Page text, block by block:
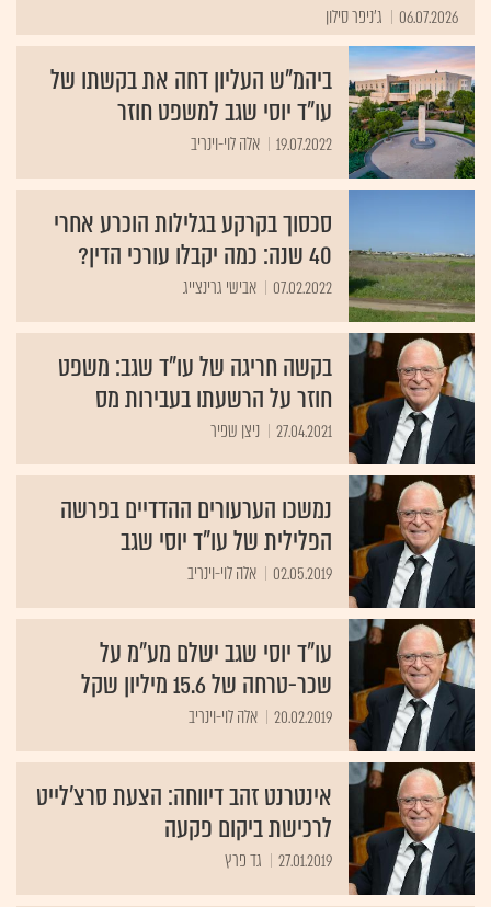
06.07.2026 ג'ניפר סילון
ביהמ"ש העליון דחה את בקשתו של
עו"ד יוסי שגב למשפט חוזר
19.07.2022 אלה לוי-וינריב
סכסוך בקרקע בגלילות הוכרע אחרי
40 שנה: כמה יקבלו עורכי הדין?
07.02.2022 אבישי גרינצייג
בקשה חריגה של עו"ד שגב: משפט
חוזר על הרשעתו בעבירות מס
27.04.2021 ניצן שפיר
נמשכו הערעורים ההדדיים בפרשה
הפלילית של עו"ד יוסי שגב
02.05.2019 אלה לוי-וינריב
עו"ד יוסי שגב ישלם מע"מ על
שכר-טרחה של 15.6 מיליון שקל
20.02.2019 אלה לוי-וינריב
אינטרנט זהב דיווחה: הצעת סרצ'לייט
לרכישת ביקום פקעה
27.01.2019 גד פרץ